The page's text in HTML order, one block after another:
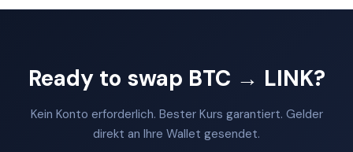
Ready to swap BTC → LINK?
Kein Konto erforderlich. Bester Kurs garantiert. Gelder
direkt an Ihre Wallet gesendet.